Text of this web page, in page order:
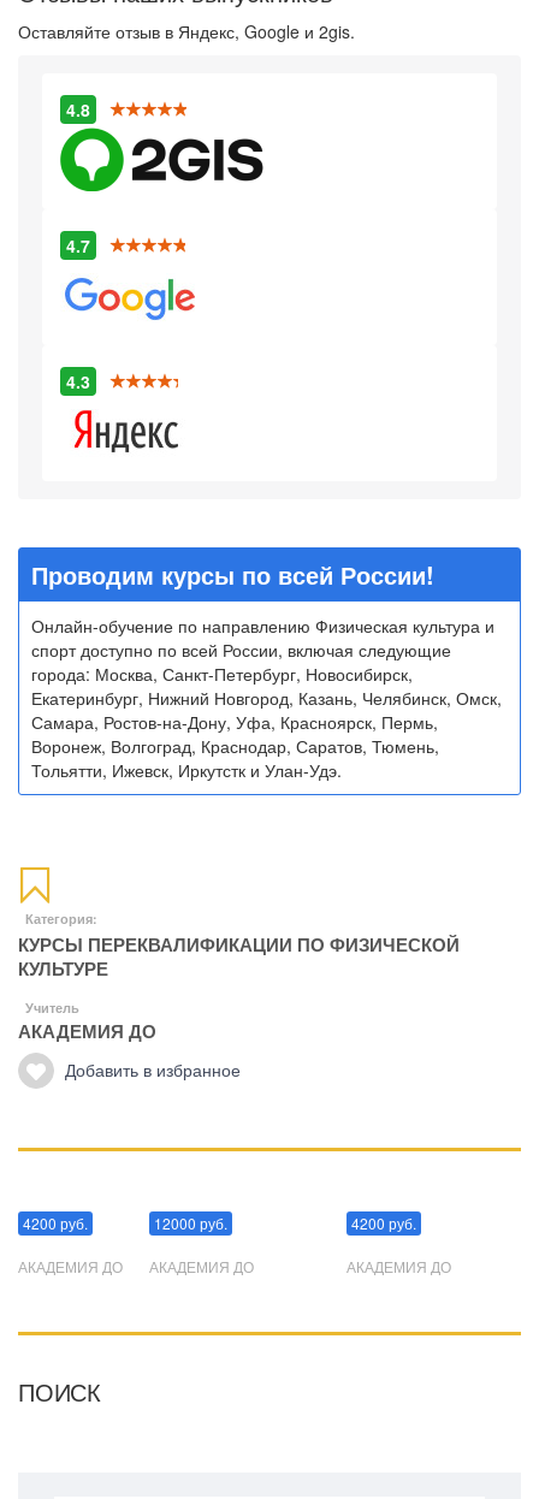
Оставляйте отзыв в Яндекс, Google и 2gis.
4.8
4.7
4.3
Проводим курсы по всей России!
Онлайн-обучение по направлению Физическая культура и
спорт доступно по всей России, включая следующие
города: Москва, Санкт-Петербург, Новосибирск,
Екатеринбург, Нижний Новгород, Казань, Челябинск, Омск,
Самара, Ростов-на-Дону, Уфа, Красноярск, Пермь,
Воронеж, Волгоград, Краснодар, Саратов, Тюмень,
Тольятти, Ижевск, Иркутстк и Улан-Удэ.
Категория:
КУРСЫ ПЕРЕКВАЛИФИКАЦИИ ПО ФИЗИЧЕСКОЙ
КУЛЬТУРЕ
Учитель
АКАДЕМИЯ ДО
Добавить в избранное
4200 руб.
АКАДЕМИЯ ДО
12000 руб.
АКАДЕМИЯ ДО
4200 руб.
АКАДЕМИЯ ДО
ПОИСК